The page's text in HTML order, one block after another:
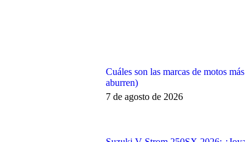
Cuáles son las marcas de motos
aburren)
7 de agosto de 2026